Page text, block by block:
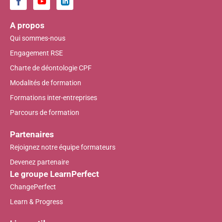
A propos
Qui sommes-nous
Engagement RSE
Charte de déontologie CPF
Modalités de formation
Formations inter-entreprises
Parcours de formation
Partenaires
Rejoignez notre équipe formateurs
Devenez partenaire
Le groupe LearnPerfect
ChangePerfect
Learn & Progress